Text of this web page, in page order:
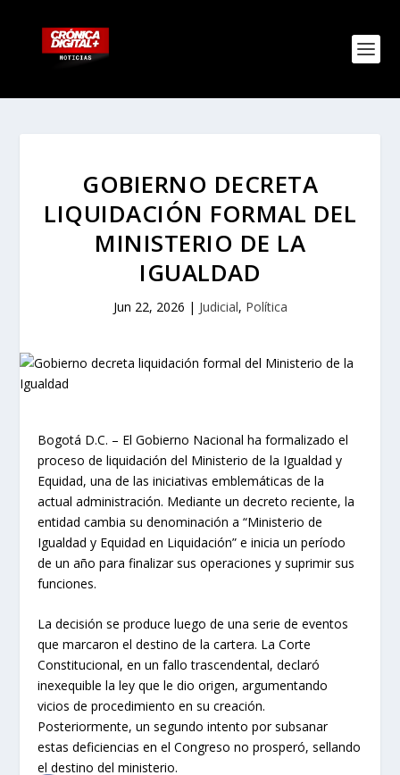
GOBIERNO DECRETA
LIQUIDACIÓN FORMAL DEL
MINISTERIO DE LA
IGUALDAD
Jun 22, 2026 | Judicial, Política
Bogotá D.C. – El Gobierno Nacional ha formalizado el
proceso de liquidación del Ministerio de la Igualdad y
Equidad, una de las iniciativas emblemáticas de la
actual administración. Mediante un decreto reciente, la
entidad cambia su denominación a “Ministerio de
Igualdad y Equidad en Liquidación” e inicia un período
de un año para finalizar sus operaciones y suprimir sus
funciones.
La decisión se produce luego de una serie de eventos
que marcaron el destino de la cartera. La Corte
Constitucional, en un fallo trascendental, declaró
inexequible la ley que le dio origen, argumentando
vicios de procedimiento en su creación.
Posteriormente, un segundo intento por subsanar
estas deficiencias en el Congreso no prosperó, sellando
el destino del ministerio.